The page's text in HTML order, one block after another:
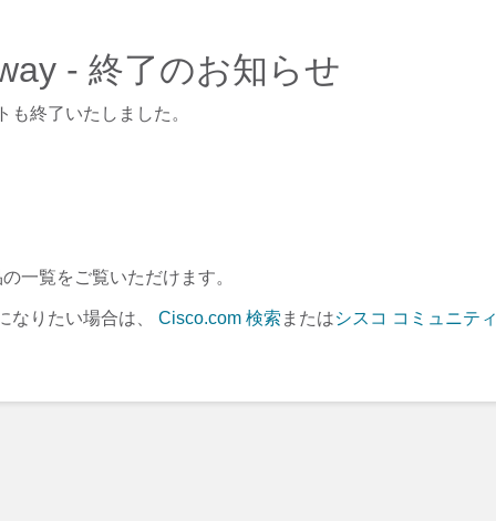
- 終了のお知らせ
も終了いたしました。
一覧をご覧いただけます。
なりたい場合は、 Cisco.com 検索 またはシスコ コミュニティ